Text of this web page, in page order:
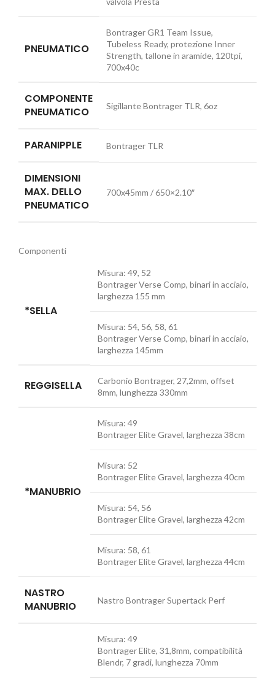
PNEUMATICO
Bontrager GR1 Team Issue,
Tubeless Ready, protezione Inner
Strength, tallone in aramide, 120tpi,
700x40c
COMPONENTE
PNEUMATICO
Sigillante Bontrager TLR, 6oz
PARANIPPLE Bontrager TLR
DIMENSIONI
MAX. DELLO
PNEUMATICO
700x45mm / 650×2.10″
Componenti
*SELLA
Misura: 49, 52
Bontrager Verse Comp, binari in acciaio,
larghezza 155 mm
Misura: 54, 56, 58, 61
Bontrager Verse Comp, binari in acciaio,
larghezza 145mm
REGGISELLA
Carbonio Bontrager, 27,2mm, offset
8mm, lunghezza 330mm
*MANUBRIO
Misura: 49
Bontrager Elite Gravel, larghezza 38cm
Misura: 52
Bontrager Elite Gravel, larghezza 40cm
Misura: 54, 56
Bontrager Elite Gravel, larghezza 42cm
Misura: 58, 61
Bontrager Elite Gravel, larghezza 44cm
NASTRO
MANUBRIO
Nastro Bontrager Supertack Perf
Misura: 49
Bontrager Elite, 31,8mm, compatibilità
Blendr, 7 gradi, lunghezza 70mm